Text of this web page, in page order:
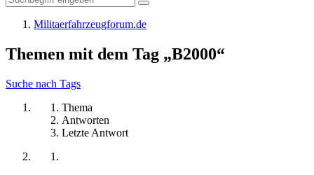
Militaerfahrzeugforum.de
Themen mit dem Tag „B2000“
Suche nach Tags
Thema
Antworten
Letzte Antwort